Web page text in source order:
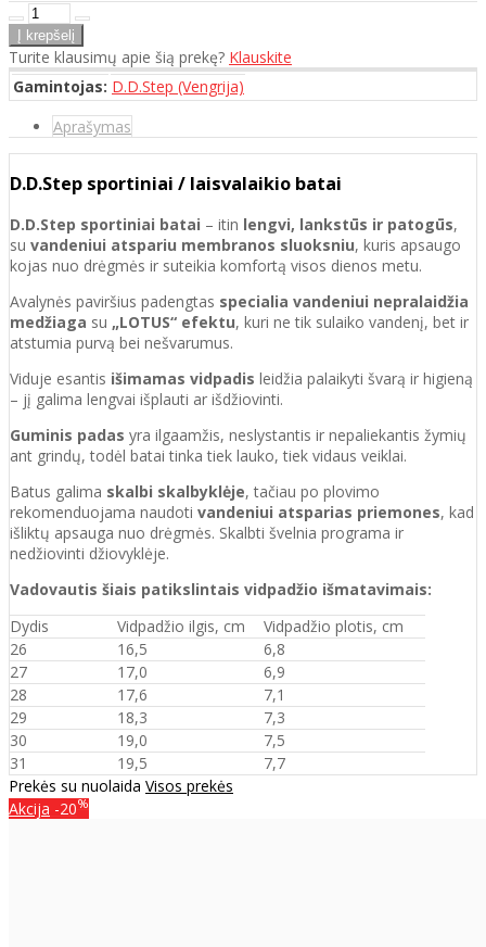
Turite klausimų apie šią prekę? Klauskite
Gamintojas: D.D.Step (Vengrija)
Aprašymas
D.D.Step sportiniai / laisvalaikio batai
D.D.Step sportiniai batai – itin lengvi, lankstūs ir patogūs,
su vandeniui atspariu membranos sluoksniu, kuris apsaugo
kojas nuo drėgmės ir suteikia komfortą visos dienos metu.
Avalynės paviršius padengtas specialia vandeniui nepralaidžia
medžiaga su „LOTUS“ efektu, kuri ne tik sulaiko vandenį, bet ir
atstumia purvą bei nešvarumus.
Viduje esantis išimamas vidpadis leidžia palaikyti švarą ir higieną
– jį galima lengvai išplauti ar išdžiovinti.
Guminis padas yra ilgaamžis, neslystantis ir nepaliekantis žymių
ant grindų, todėl batai tinka tiek lauko, tiek vidaus veiklai.
Batus galima skalbi skalbyklėje, tačiau po plovimo
rekomenduojama naudoti vandeniui atsparias priemones, kad
išliktų apsauga nuo drėgmės. Skalbti švelnia programa ir
nedžiovinti džiovyklėje.
Vadovautis šiais patikslintais vidpadžio išmatavimais:
Dydis
Vidpadžio ilgis, cm
Vidpadžio plotis, cm
26
16,5
6,8
27
17,0
6,9
28
17,6
7,1
29
18,3
7,3
30
19,0
7,5
31
19,5
7,7
Prekės su nuolaida Visos prekės
Akcija -20%